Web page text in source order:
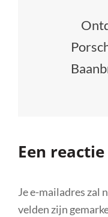
Een
Je e-mailadres zal
velden zijn